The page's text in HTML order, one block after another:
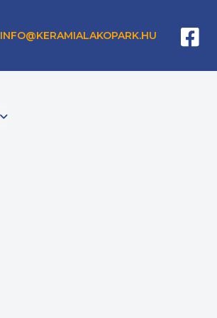
INFO@KERAMIALAKOPARK.HU